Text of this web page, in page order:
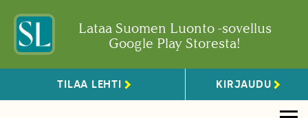
Lataa Suomen Luonto -sovellus
Google Play Storesta!
TILAA LEHTI KIRJAUDU